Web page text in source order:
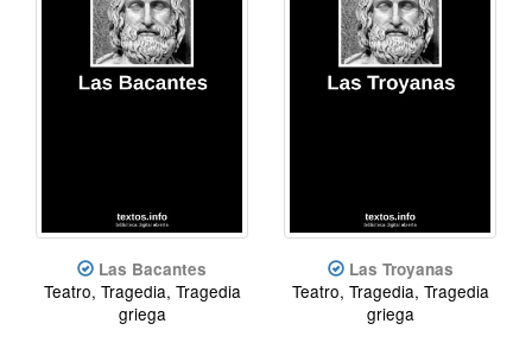
Las Bacantes
Teatro, Tragedia, Tragedia
griega
Las Troyanas
Teatro, Tragedia, Tragedia
griega